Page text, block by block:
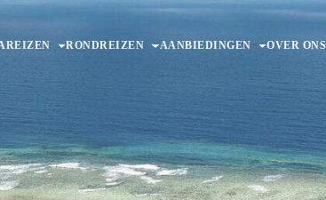
RONDREIZEN AANBIEDINGEN OVER ONS